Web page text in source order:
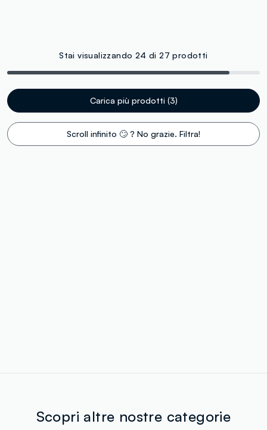
Stai visualizzando 24 di 27 prodotti
Carica più prodotti (3)
Scroll infinito 🙄 ? No grazie. Filtra!
Scopri altre nostre categorie